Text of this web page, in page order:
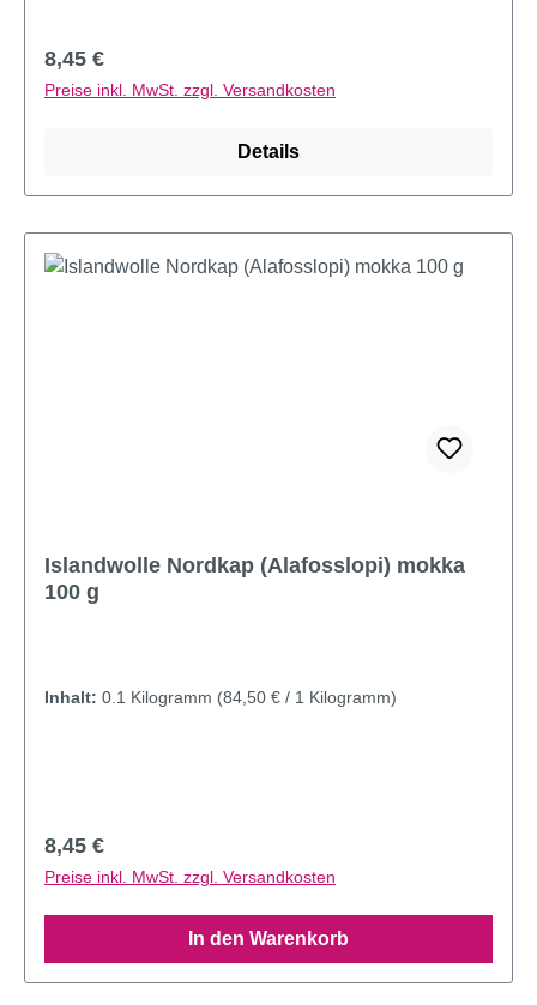
Regulärer Preis:
8,45 €
Preise inkl. MwSt. zzgl. Versandkosten
Details
Islandwolle Nordkap (Alafosslopi) mokka
100 g
Inhalt: 0.1 Kilogramm (84,50 € / 1 Kilogramm)
Regulärer Preis:
8,45 €
Preise inkl. MwSt. zzgl. Versandkosten
In den Warenkorb